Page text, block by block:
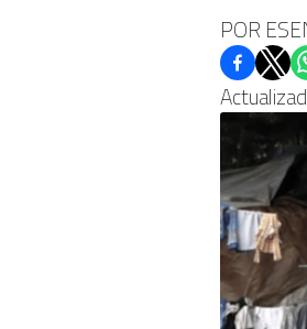
POR